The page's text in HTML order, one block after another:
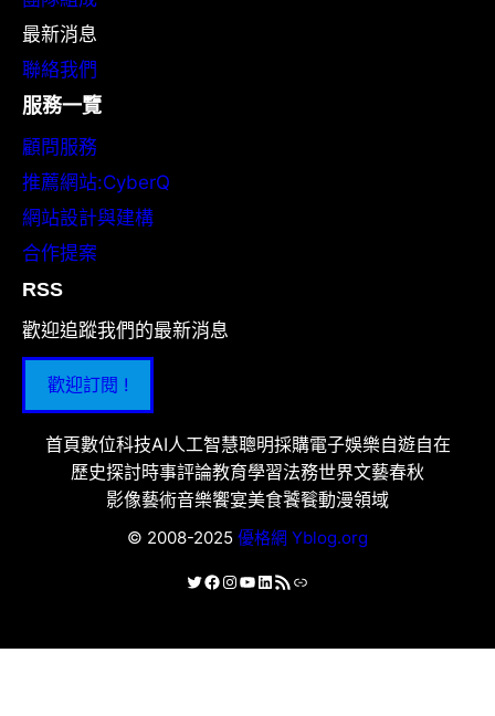
最新消息
聯絡我們
服務一覽
顧問服務
推薦網站:CyberQ
網站設計與建構
合作提案
RSS
歡迎追蹤我們的最新消息
歡迎訂閱 !
首頁數位科技AI人工智慧聰明採購電子娛樂自遊自在
歷史探討時事評論教育學習法務世界文藝春秋
影像藝術音樂饗宴美食饕餮動漫領域
© 2008-2025 優格網 Yblog.org
X Facebook
Instagram
YouTube
LinkedIn
RSS 資訊提供連結